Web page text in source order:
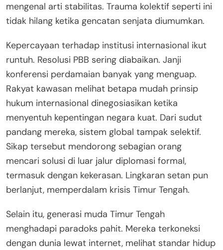
mengenal arti stabilitas. Trauma kolektif seperti ini
tidak hilang ketika gencatan senjata diumumkan.
Kepercayaan terhadap institusi internasional ikut
runtuh. Resolusi PBB sering diabaikan. Janji
konferensi perdamaian banyak yang menguap.
Rakyat kawasan melihat betapa mudah prinsip
hukum internasional dinegosiasikan ketika
menyentuh kepentingan negara kuat. Dari sudut
pandang mereka, sistem global tampak selektif.
Sikap tersebut mendorong sebagian orang
mencari solusi di luar jalur diplomasi formal,
termasuk dengan kekerasan. Lingkaran setan pun
berlanjut, memperdalam krisis Timur Tengah.
Selain itu, generasi muda Timur Tengah
menghadapi paradoks pahit. Mereka terkoneksi
dengan dunia lewat internet, melihat standar hidup